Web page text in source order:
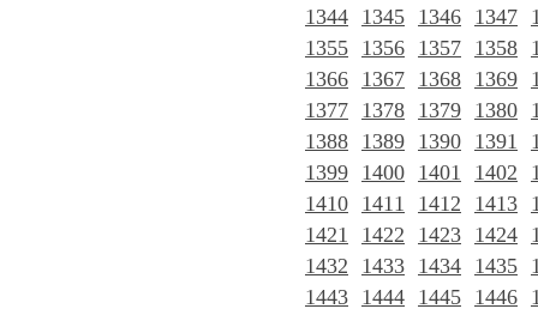
1344 1345 1346 1347
1355 1356 1357 1358
1366 1367 1368 1369
1377 1378 1379 1380
1388 1389 1390 1391
1399 1400 1401 1402
1410 1411 1412 1413
1421
1422 1423 1424
1432
1433 1434 1435
1443 1444 1445 1446